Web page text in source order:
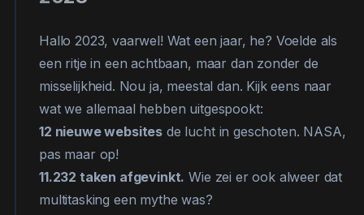
Hallo 2023, vaarwel! Wat een jaar, he? Voelde als
een ritje in een achtbaan, maar dan zonder de
misselijkheid. Nou ja, meestal dan. Kijk eens naar
wat we allemaal hebben uitgespookt:
12 nieuwe websites de lucht in geschoten. NASA,
pas maar op!
11.232 taken afgevinkt. Wie zei er ook alweer dat
multitasking een mythe was?